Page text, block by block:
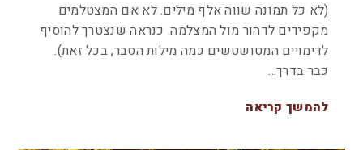
(לא כל תמונה שווה אלף מילים. לא אם המצטלמים
מקפידים לדהור מול המצלמה. כנראה שנצטרך להוסיף
לדימויים המטושטשים כמה מילות הסבר, בכל זאת).
כבר בדרך…
להמשך קריאה